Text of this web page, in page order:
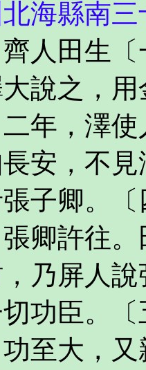
海縣南
田生〔
說之，
年，澤
長安，不
子卿。
卿許往
乃屏人
功臣。
至大，